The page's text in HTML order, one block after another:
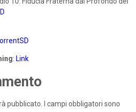
: Link
pubblicato.
I campi obbligatori sono